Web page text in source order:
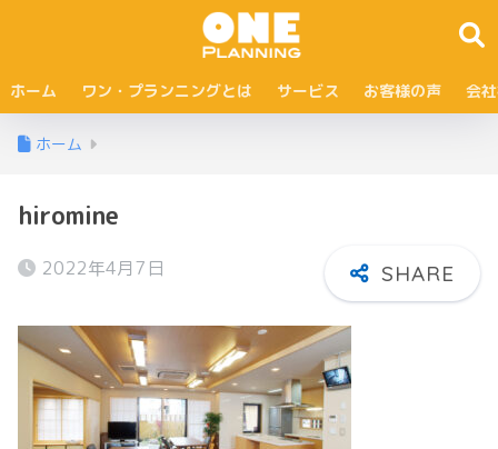
ホーム ワン・プランニングとは サービス お客様の声 会
ホーム
hiromine
2022年4月7日